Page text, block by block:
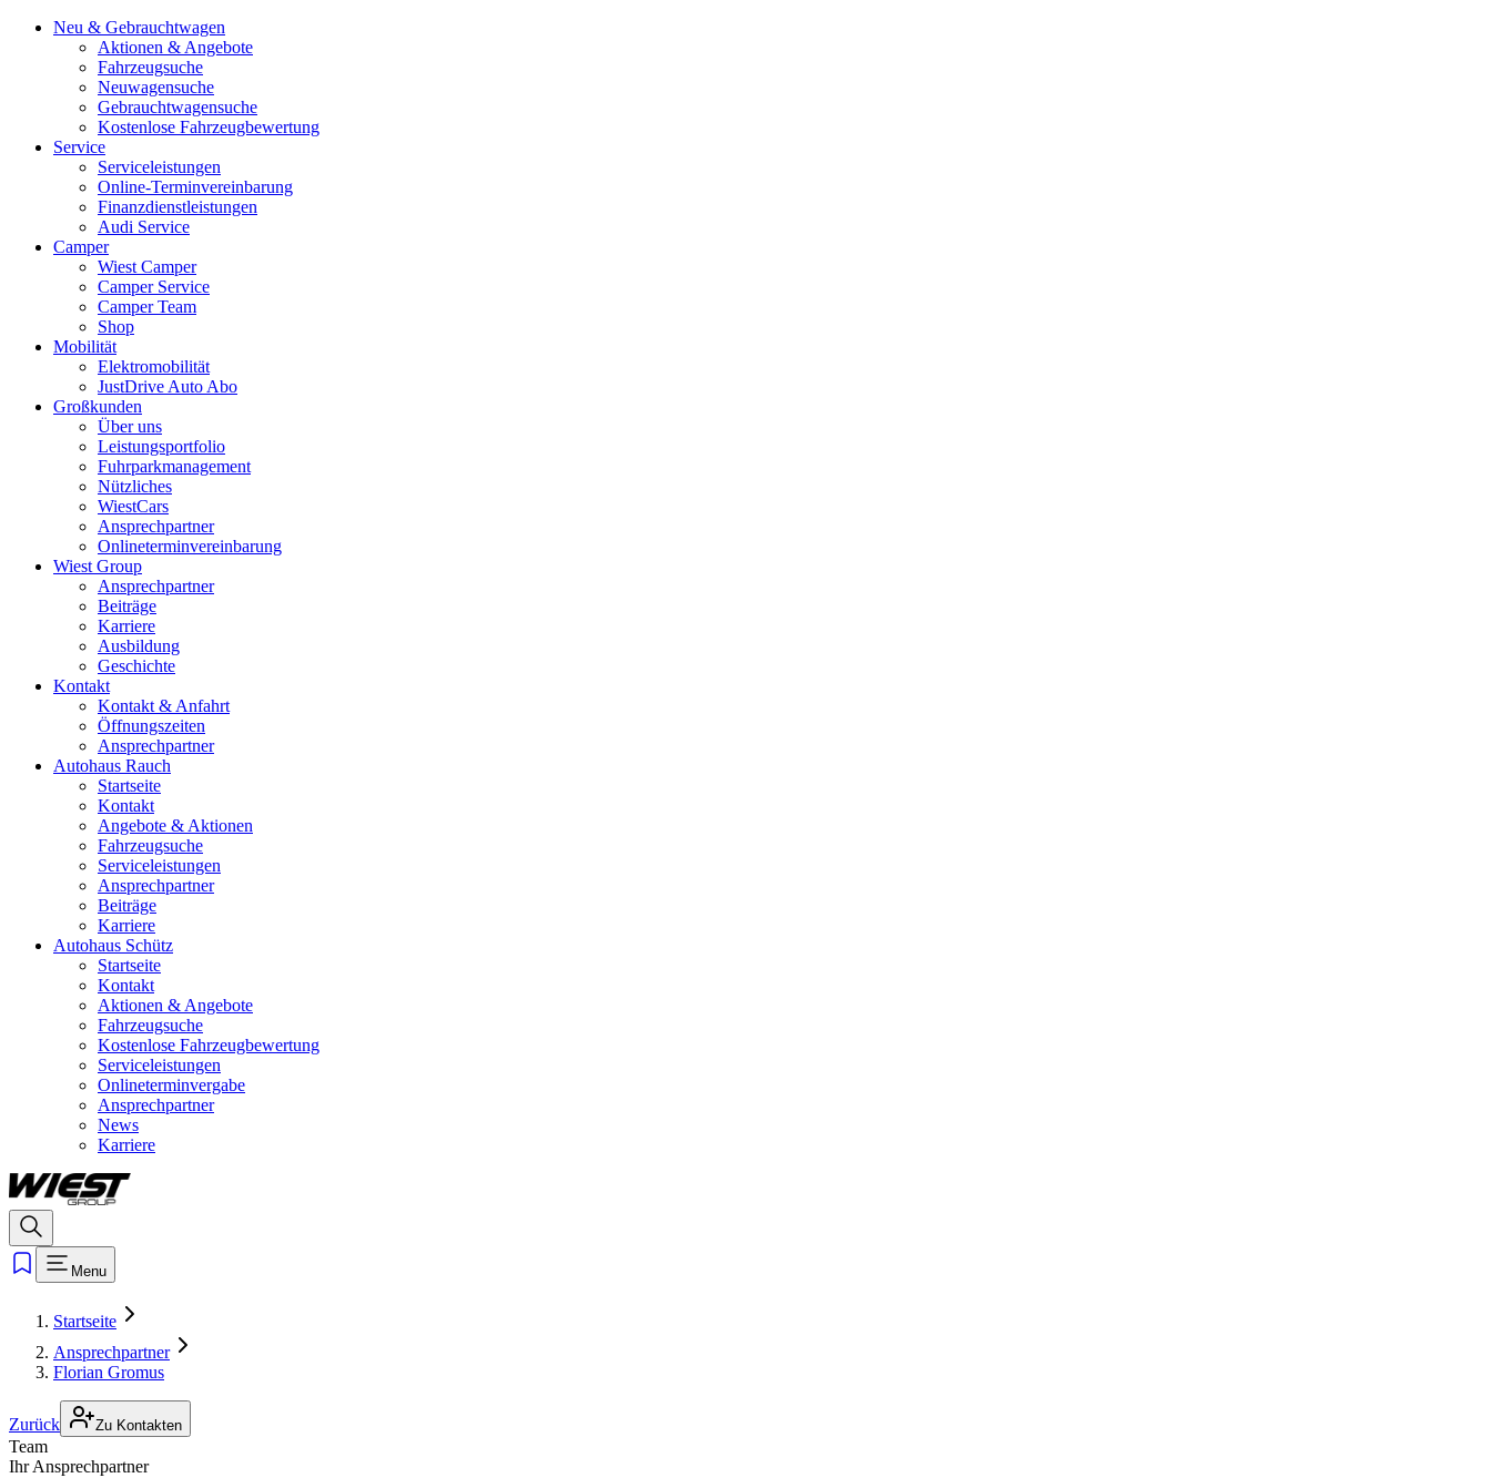
Neu & Gebrauchtwagen
Aktionen & Angebote
Fahrzeugsuche
Neuwagensuche
Gebrauchtwagensuche
Kostenlose Fahrzeugbewertung
Service
Serviceleistungen
Online-Terminvereinbarung
Finanzdienstleistungen
Audi Service
Camper
Wiest Camper
Camper Service
Camper Team
Shop
Mobilität
Elektromobilität
JustDrive Auto Abo
Großkunden
Über uns
Leistungsportfolio
Fuhrparkmanagement
Nützliches
WiestCars
Ansprechpartner
Onlineterminvereinbarung
Wiest Group
Ansprechpartner
Beiträge
Karriere
Ausbildung
Geschichte
Kontakt
Kontakt & Anfahrt
Öffnungszeiten
Ansprechpartner
Autohaus Rauch
Startseite
Kontakt
Angebote & Aktionen
Fahrzeugsuche
Serviceleistungen
Ansprechpartner
Beiträge
Karriere
Autohaus Schütz
Startseite
Kontakt
Aktionen & Angebote
Fahrzeugsuche
Kostenlose Fahrzeugbewertung
Serviceleistungen
Onlineterminvergabe
Ansprechpartner
News
Karriere
Menu
Startseite
Ansprechpartner
Florian Gromus
Zurück Zu Kontakten
Team
Ihr Ansprechpartner